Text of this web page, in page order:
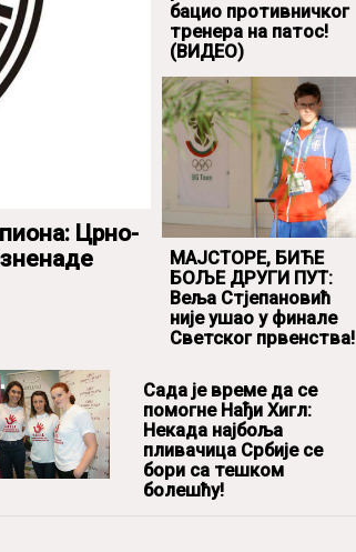
Црно-
бацио противничког
тренера на патос!
(ВИДЕО)
МАЈСТОРЕ, БИЋЕ
БОЉЕ ДРУГИ ПУТ:
Веља Стјепановић
није ушао у финале
Светског првенства!
Сада је време да се
помогне Нађи Хигл:
Некада најбоља
пливачица Србије се
бори са тешком
болешћу!